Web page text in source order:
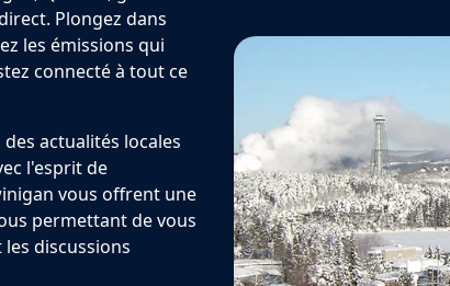
Plongez dans
les émissions qui
connecté à tout ce
actualités locales
l'esprit de
vous offrent une
permettant de vous
discussions